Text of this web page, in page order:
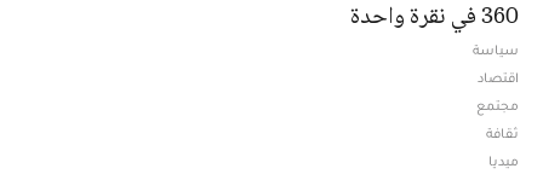
360 في نقرة واحدة
سياسة
اقتصاد
مجتمع
ثقافة
ميديا